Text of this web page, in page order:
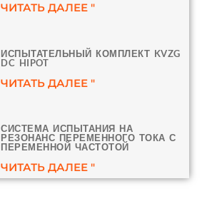
ЧИТАТЬ ДАЛЕЕ "
ИСПЫТАТЕЛЬНЫЙ КОМПЛЕКТ KVZG
DC HIPOT
ЧИТАТЬ ДАЛЕЕ "
СИСТЕМА ИСПЫТАНИЯ НА
РЕЗОНАНС ПЕРЕМЕННОГО ТОКА С
ПЕРЕМЕННОЙ ЧАСТОТОЙ
ЧИТАТЬ ДАЛЕЕ "